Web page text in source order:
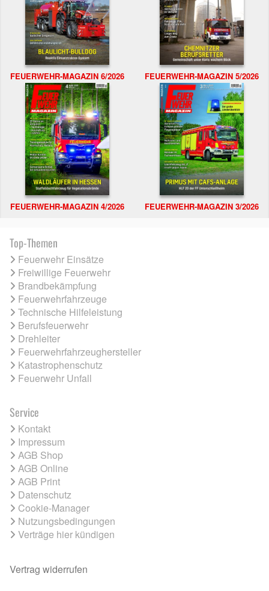
FEUERWEHR-MAGAZIN 6/2026 FEUERWEHR-MAGAZIN 5/2026
FEUERWEHR-MAGAZIN 4/2026 FEUERWEHR-MAGAZIN 3/2026
Top-Themen
Feuerwehr Einsätze
Freiwillige Feuerwehr
Brandbekämpfung
Feuerwehrfahrzeuge
Technische Hilfeleistung
Berufsfeuerwehr
Drehleiter
Feuerwehrfahrzeughersteller
Katastrophenschutz
Feuerwehr Unfall
Service
Kontakt
Impressum
AGB Shop
AGB Online
AGB Print
Datenschutz
Cookie-Manager
Nutzungsbedingungen
Verträge hier kündigen
Vertrag widerrufen